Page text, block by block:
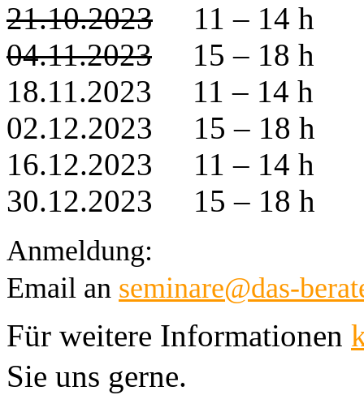
21.10.2023
11 – 14 h
04.11.2023
15 – 18 h
18.11.2023 11 – 14 h
02.12.2023 15 – 18 h
16.12.2023 11 – 14 h
30.12.2023 15 – 18 h
Anmeldung:
Email an seminare@das-
Für weitere Informationen
Sie uns gerne.